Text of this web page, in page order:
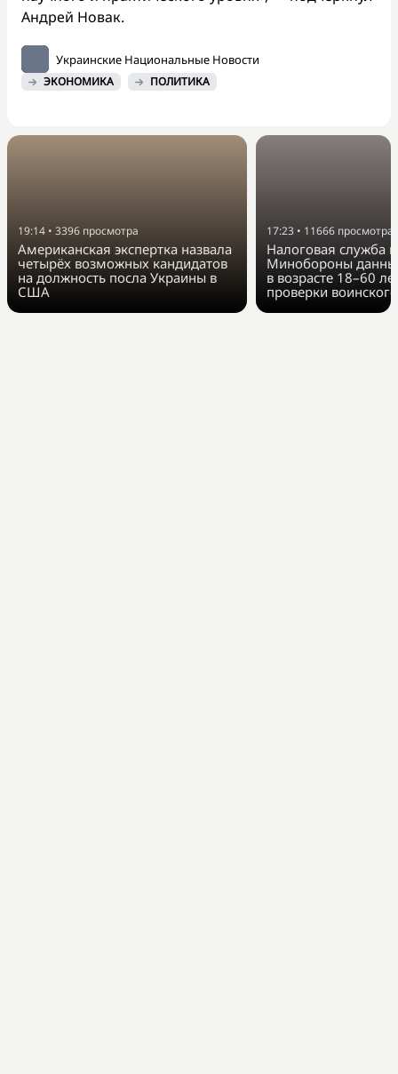
Андрей Новак.
Украинские Национальные Новости
ЭКОНОМИКА ПОЛИТИКА
19:14 • 3396 просмотра
Американская экспертка назвала
четырёх возможных кандидатов
на должность посла Украины в
США
17:23 • 11666 просмотра
Налоговая служба
Минобороны
в возрасте 18–60
проверки